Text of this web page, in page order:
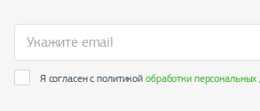
Я согласен с политикойобработки